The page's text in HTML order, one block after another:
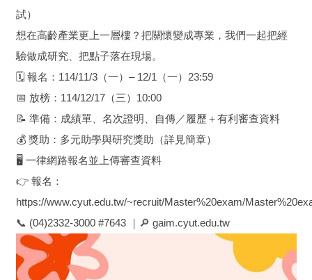
試）
想在高齡產業更上一層樓？把關懷變成專業，我們一起把經
驗做成研究、把點子落在現場。
🗓 報名：114/11/3（一）– 12/1（一）23:59
📅 放榜：114/12/17（三）10:00
📝 準備：成績單、名次證明、自傳／履歷＋有利審查資料
💰 獎助：多元助學與研究獎助（詳見簡章）
🖥️ 一律網路報名並上傳審查資料
👉 報名：
https://www.cyut.edu.tw/~recruit/Master%20exam/
📞 (04)2332-3000 #7643 ｜🔎 gaim.cyut.edu.tw